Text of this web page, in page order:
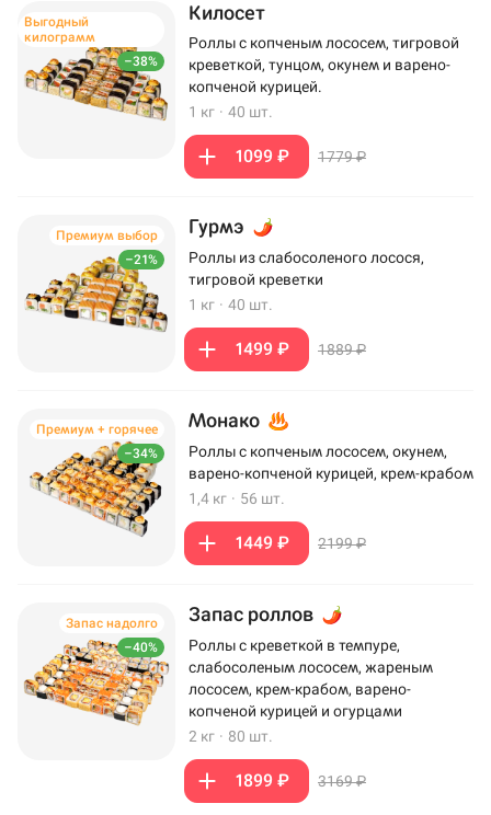
–38%
Выгодный
килограмм
Килосет
Роллы с копченым лососем, тигровой
креветкой, тунцом, окунем и варено-
копченой курицей.
1 кг · 40 шт.
1099 ₽ 1779 ₽
–21%
Премиум выбор Гурмэ
Роллы из слабосоленого лосося,
тигровой креветки
1 кг · 40 шт.
1499 ₽ 1889 ₽
–34%
Премиум + горячее Монако
Роллы с копченым лососем, окунем,
варено-копченой курицей, крем-крабом
1,4 кг · 56 шт.
1449 ₽ 2199 ₽
–40%
Запас надолго Запас роллов
Роллы с креветкой в темпуре,
слабосоленым лососем, жареным
лососем, крем-крабом, варено-
копченой курицей и огурцами
2 кг · 80 шт.
1899 ₽ 3169 ₽